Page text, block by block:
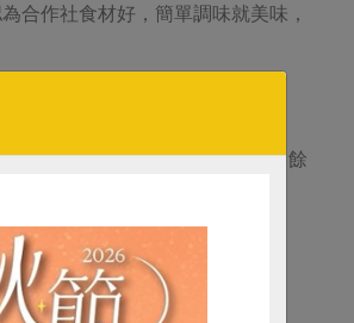
合作社食材好，簡單調味就美味，
作社的洽發中筋麵粉，認為無多餘